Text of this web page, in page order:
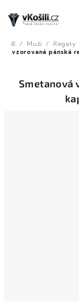
obsah
Domů
/ Muži / Regaty
vzorovaná pánská
Smetanová